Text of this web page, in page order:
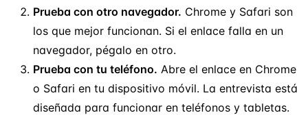
Prueba con otro navegador. Chrome y Safari son
los que mejor funcionan. Si el enlace falla en un
navegador, pégalo en otro.
Prueba con tu teléfono. Abre el enlace en Chrome
o Safari en tu dispositivo móvil. La entrevista está
diseñada para funcionar en teléfonos y tabletas.